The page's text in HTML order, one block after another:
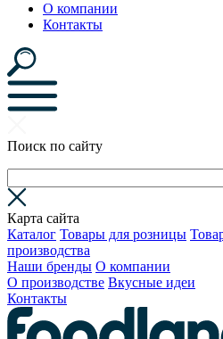
О компании
Контакты
Поиск по сайту
Карта сайта
Каталог Товары для розницы
производства
Наши бренды О компании
О производстве Вкусные идеи
Контакты